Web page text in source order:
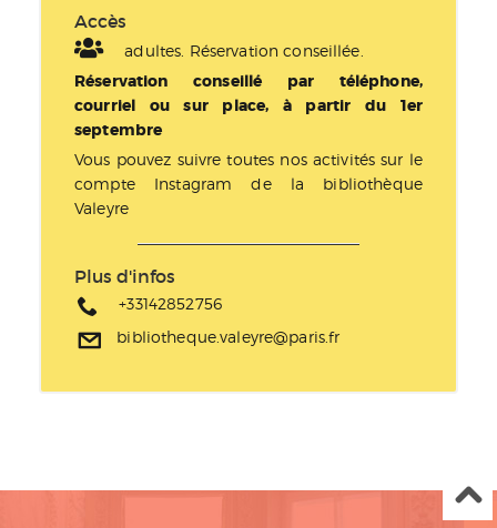
Accès
adultes. Réservation conseillée.
Réservation conseillé par téléphone,
courriel ou sur place, à partir du 1er
septembre
Vous pouvez suivre toutes nos activités sur le
compte Instagram de la bibliothèque
Valeyre
Plus d'infos
+33142852756
bibliotheque.valeyre@paris.fr